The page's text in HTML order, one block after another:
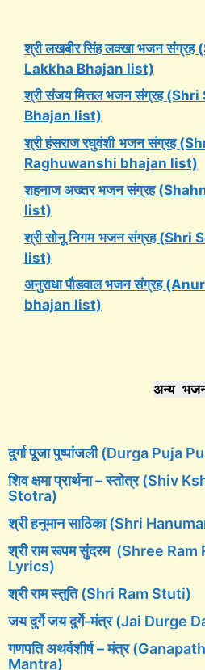
श्री लखबीर सिंह लक्खा भजन
Lakkha Bhajan list)
श्री संजय मित्तल भजन संग्रह
Bhajan list)
श्री हंसराज रघुवंशी भजन संग्रह
Raghuwanshi bhajan list)
शहनाज अख्तर भजन संग्रह
list)
श्री सोनू निगम भजन संग्रह (Shri
list)
अनुराधा पौडवाल भजन संग्रह
bhajan list)
अन्य
दुर्गा पूजा पुष्पांजली (Durga Puja
शिव क्षमा प्रार्थना – स्तोत्र
Stotra)
श्री हनुमान साठिका (Shri
श्री राम रूपम सुंदरम (Shree
Lyrics)
श्री राम स्तुति (Shri Ram Stuti)
जय दुर्गे जय दुर्गे-मंत्र (Jai Durge
गणपति अथर्वशीर्ष – मंत्र
Mantra)